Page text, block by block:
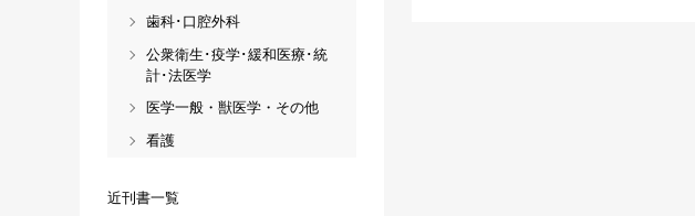
歯科･口腔外科
公衆衛生･疫学･緩和医療･統
計･法医学
医学一般・獣医学・その他
看護
近刊書一覧